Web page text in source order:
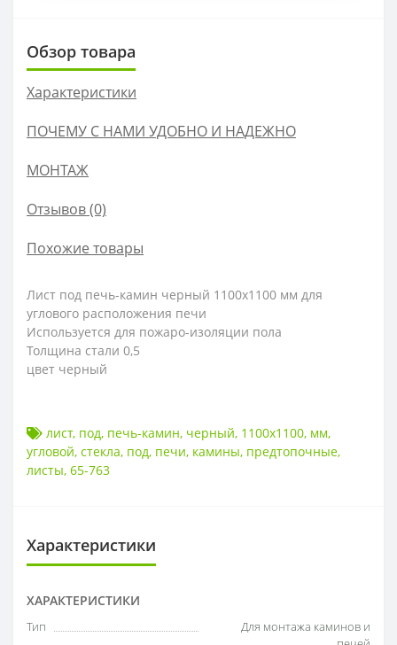
Обзор товара
Характеристики
ПОЧЕМУ С НАМИ УДОБНО И НАДЕЖНО
МОНТАЖ
Отзывов (0)
Похожие товары
Лист под печь-камин черный 1100х1100 мм для
углового расположения печи
Используется для пожаро-изоляции пола
Толщина стали 0,5
цвет черный
лист, под, печь-камин, черный, 1100х1100, мм,
угловой, стекла, под, печи, камины, предтопочные,
листы, 65-763
Характеристики
ХАРАКТЕРИСТИКИ
Тип
Для монтажа каминов и